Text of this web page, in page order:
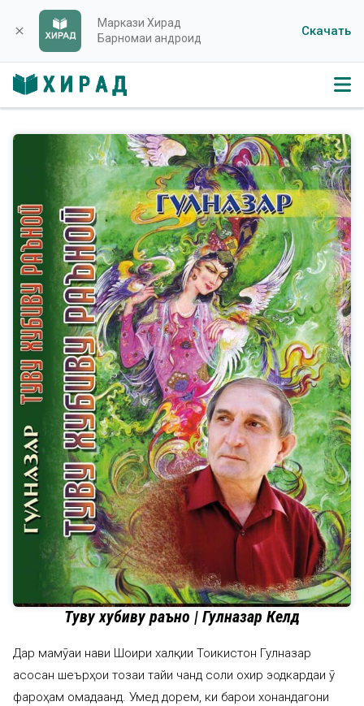
close
Маркази Хирад
Барномаи андроид
Скачать
Туву хубиву раъноӣ | Гулназар Келдӣ
Дар маҷмӯаи нави Шоири халқии Тоҷикистон Гулназар
асосан шеърҳои тозаи тайи чанд соли охир эҷодкардаи ӯ
фароҳам омадаанд. Умед дорем, ки барои хонандагони